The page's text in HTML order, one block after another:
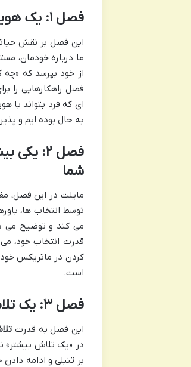
فصل ۱: یک هویت بیشتر – خودپنداره شما، سکان دار زندگی شما
این فصل بر نقش
ما درباره خودمان،
از خود بپرسد که
فصل راهکارهایی را
ای که فرد بتواند با
به حال بوده ایم و
فصل ۲:
شما
مایلت در این فصل،
توسط انتخاب ها،
می کند و توضیح می
قدرت انتخاب خود،
کردن در ماتریکس
است.
فصل ۳: یک تلاش بیشتر – رمز موفقیت در پایداری است
این فصل به قدرت
در «یک تلاش بیشتر»
بر تنبلی و ادامه